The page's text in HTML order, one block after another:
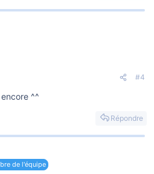
#4
^^
Répondre
de l'équipe